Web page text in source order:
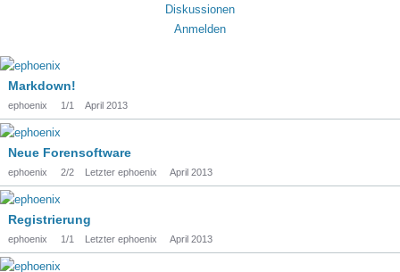
Diskussionen
Anmelden
Markdown!
ephoenix 1/1 April 2013
Neue Forensoftware
ephoenix 2/2 Letzter ephoenix April 2013
Registrierung
ephoenix 1/1 Letzter ephoenix April 2013